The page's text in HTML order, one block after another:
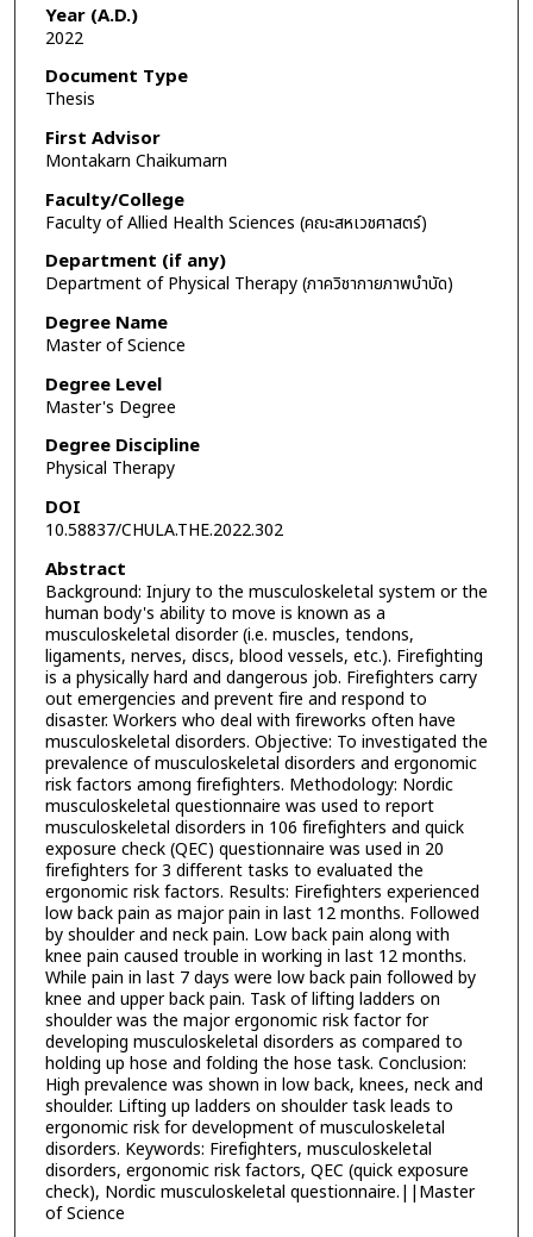
Year (A.D.)
2022
Document Type
Thesis
First Advisor
Montakarn Chaikumarn
Faculty/College
Faculty of Allied Health Sciences (คณะสหเวชศาสตร์)
Department (if any)
Department of Physical Therapy (ภาควิชากายภาพบำบัด)
Degree Name
Master of Science
Degree Level
Master's Degree
Degree Discipline
Physical Therapy
DOI
10.58837/CHULA.THE.2022.302
Abstract
Background: Injury to the musculoskeletal system or the
human body's ability to move is known as a
musculoskeletal disorder (i.e. muscles, tendons,
ligaments, nerves, discs, blood vessels, etc.). Firefighting
is a physically hard and dangerous job. Firefighters carry
out emergencies and prevent fire and respond to
disaster. Workers who deal with fireworks often have
musculoskeletal disorders. Objective: To investigated the
prevalence of musculoskeletal disorders and ergonomic
risk factors among firefighters. Methodology: Nordic
musculoskeletal questionnaire was used to report
musculoskeletal disorders in 106 firefighters and quick
exposure check (QEC) questionnaire was used in 20
firefighters for 3 different tasks to evaluated the
ergonomic risk factors. Results: Firefighters experienced
low back pain as major pain in last 12 months. Followed
by shoulder and neck pain. Low back pain along with
knee pain caused trouble in working in last 12 months.
While pain in last 7 days were low back pain followed by
knee and upper back pain. Task of lifting ladders on
shoulder was the major ergonomic risk factor for
developing musculoskeletal disorders as compared to
holding up hose and folding the hose task. Conclusion:
High prevalence was shown in low back, knees, neck and
shoulder. Lifting up ladders on shoulder task leads to
ergonomic risk for development of musculoskeletal
disorders. Keywords: Firefighters, musculoskeletal
disorders, ergonomic risk factors, QEC (quick exposure
check), Nordic musculoskeletal questionnaire.||Master
of Science